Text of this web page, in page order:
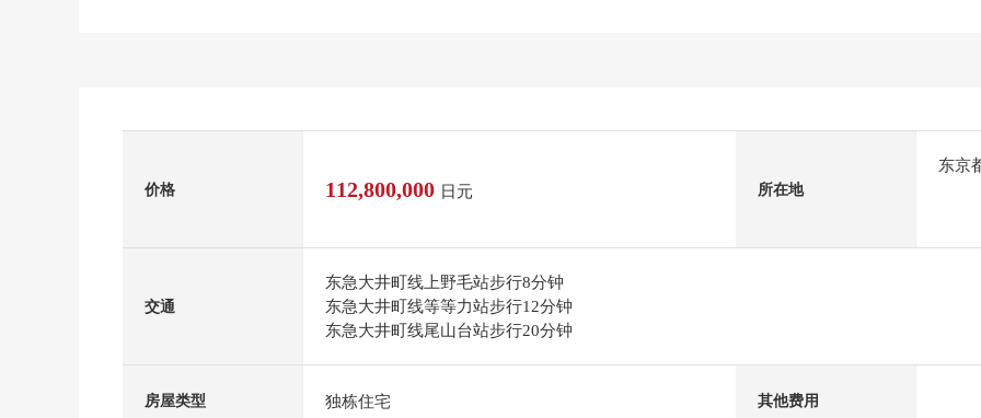
价格 112,800,000 日元 所在地
东京
交通
东急大井町线上野毛站步行8分钟
东急大井町线等等力站步行12分钟
东急大井町线尾山台站步行20分钟
房屋类型 独栋住宅 其他费用